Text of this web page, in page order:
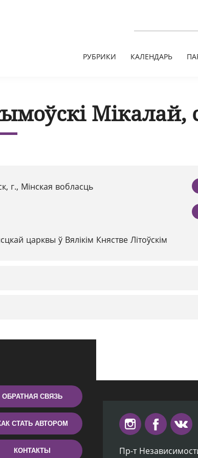
РУБРИКИ КАЛЕНДАРЬ
Мікалай,
г., Мінская вобласць
царквы ў Вялікім Княстве Літоўскім
ОБРАТНАЯ СВЯЗЬ
СТАТЬ АВТОРОМ
КОНТАКТЫ
Пр-т